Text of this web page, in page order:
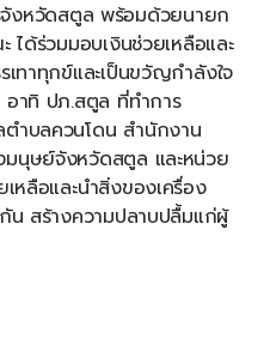
หวัดสตูล พร้อมด้วยนายก
ด้ร่วมมอบเงินช่วยเหลือและ
เทาทุกข์และเป็นขวัญกำลังใจ
าทิ ปภ.สตูล ที่ทำการ
ตำบลควนโดน สำนักงาน
นุษย์จังหวัดสตูล และหน่วย
หลือและนำสิ่งของเครื่อง
น สร้างความปลาบปลื้มแก่ผู้